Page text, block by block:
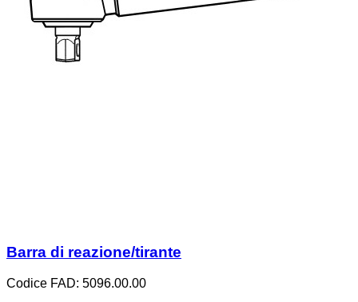
Barra di reazione/tirante
Codice FAD: 5096.00.00